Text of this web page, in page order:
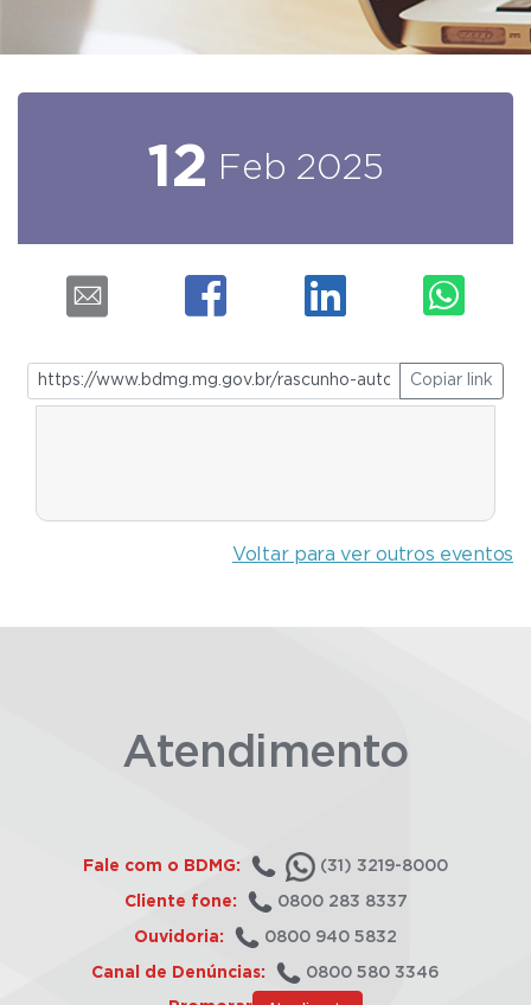
12 Feb 2025
Copiar link
Voltar para ver outros eventos
Atendimento
Fale com o BDMG: (31) 3219-8000
Cliente fone: 0800 283 8337
Ouvidoria: 0800 940 5832
Canal de Denúncias: 0800 580 3346